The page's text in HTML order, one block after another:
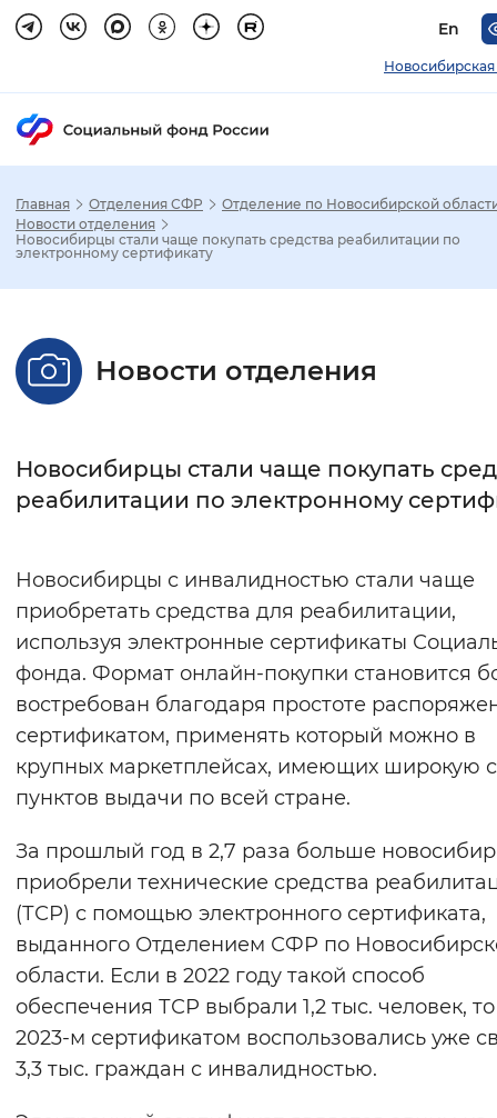
En
Новосибирская
Стандартный Увеличенный
Без засечек С засечками
Нормальный Увеличенный
Цвет сайта
Монохромный Инверсивный
Синий фон
Изображения
Звуковой ассистент
Воспроизвести Остановить
Вернуть стандартные настройки
Главная Отделения СФР
Отделение по Новосибирской
Новости отделения
Новосибирцы стали чаще покупать средства реабилитации по
электронному сертификату
Новости отделения
Новосибирцы стали чаще покупать
реабилитации по электронному
Новосибирцы с инвалидностью стали чаще
приобретать средства для реабилитации,
используя электронные сертификаты
фонда. Формат онлайн-покупки становится
востребован благодаря простоте
сертификатом, применять который можно в
крупных маркетплейсах, имеющих широкую
пунктов выдачи по всей стране.
За прошлый год в 2,7 раза больше
приобрели технические средства
(ТСР) с помощью электронного сертификата,
выданного Отделением СФР по
области. Если в 2022 году такой способ
обеспечения ТСР выбрали 1,2 тыс. человек,
2023-м сертификатом воспользовались уже
3,3 тыс. граждан с инвалидностью.